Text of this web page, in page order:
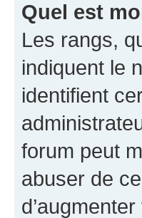
Quel est
Les rangs,
indiquent le
identifient
forum peut
abuser de